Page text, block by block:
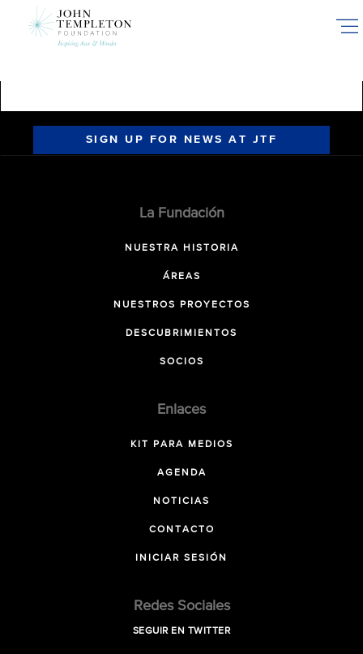
SIGN UP FOR NEWS AT JTF
La Fundación
NUESTRA HISTORIA
ÁREAS
NUESTROS PROYECTOS
DESCUBRIMIENTOS
SOCIOS
Enlaces
KIT PARA MEDIOS
AGENDA
NOTICIAS
CONTACTO
INICIAR SESIÓN
Redes Sociales
SEGUIR EN TWITTER